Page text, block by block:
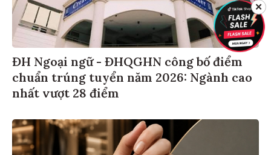
ĐH Ngoại ngữ - ĐHQGHN công bố điểm
chuẩn trúng tuyển năm 2026: Ngành cao
nhất vượt 28 điểm
✕